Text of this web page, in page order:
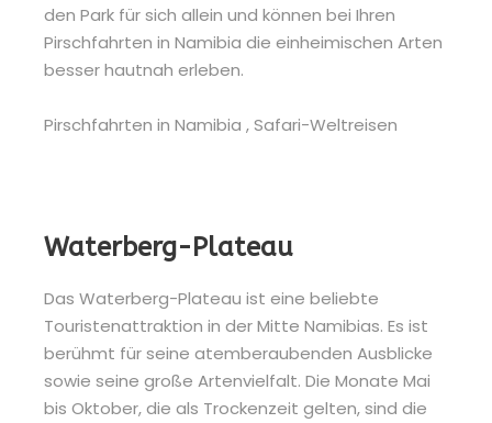
den Park für sich allein und können bei Ihren
Pirschfahrten in Namibia die einheimischen Arten
besser hautnah erleben.
Waterberg-Plateau
Das Waterberg-Plateau ist eine beliebte
Touristenattraktion in der Mitte Namibias. Es ist
berühmt für seine atemberaubenden Ausblicke
sowie seine große Artenvielfalt. Die Monate Mai
bis Oktober, die als Trockenzeit gelten, sind die